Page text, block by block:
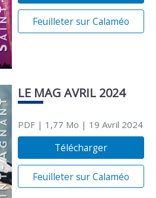
Feuilleter sur Calaméo
LE MAG AVRIL 2024
PDF| 1,77 Mo | 19 Avril 2024
Télécharger
Feuilleter sur Calaméo